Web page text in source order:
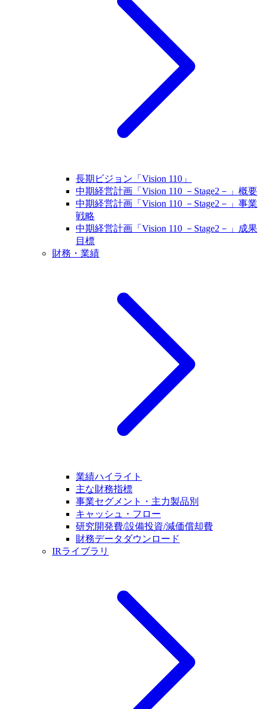
長期ビジョン「Vision 110」
中期経営計画「Vision 110 －Stage2－」概要
中期経営計画「Vision 110 －Stage2－」事業
戦略
中期経営計画「Vision 110 －Stage2－」成果
目標
財務・業績
業績ハイライト
主な財務指標
事業セグメント・主力製品別
キャッシュ・フロー
研究開発費/設備投資/減価償却費
財務データダウンロード
IRライブラリ